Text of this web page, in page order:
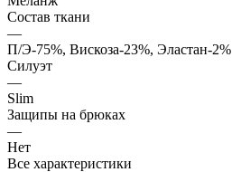
Состав ткани
—
П/Э-75%, Вискоза-23%, Эластан-2%
Силуэт
—
Slim
Защипы на брюках
—
Нет
Все характеристики